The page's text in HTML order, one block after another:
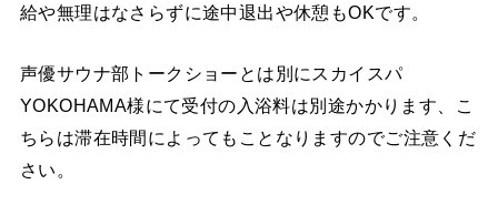
給や無理はなさらずに途中退出や休憩もOKです。
声優サウナ部トークショーとは別にスカイスパ
YOKOHAMA様にて受付の入浴料は別途かかります、こ
ちらは滞在時間によってもことなりますのでご注意くだ
さい。